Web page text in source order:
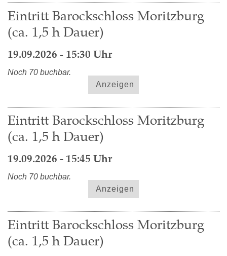
Eintritt Barockschloss Moritzburg
(ca. 1,5 h Dauer)
19.09.2026 - 15:30 Uhr
Noch 70 buchbar.
Anzeigen
Eintritt Barockschloss Moritzburg
(ca. 1,5 h Dauer)
19.09.2026 - 15:45 Uhr
Noch 70 buchbar.
Anzeigen
Eintritt Barockschloss Moritzburg
(ca. 1,5 h Dauer)